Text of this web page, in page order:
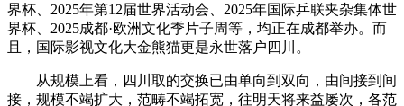
界杯、2025年第12届世界活动会、2025年国际乒联夹杂集体世
界杯、2025成都·欧洲文化季片子周等，均正在成都举办。而
且，国际影视文化大金熊猫更是永世落户四川。
从规模上看，四川取的交换已由单向到双向，由间接到间
接，规模不竭扩大，范畴不竭拓宽，往明天将来益屡次，各范